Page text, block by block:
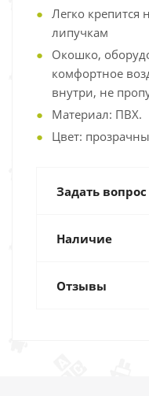
Легко крепится
липучкам
Окошко,
комфортное
внутри, не
Материал: ПВХ.
Цвет:
Задать вопрос
Наличие
Отзывы